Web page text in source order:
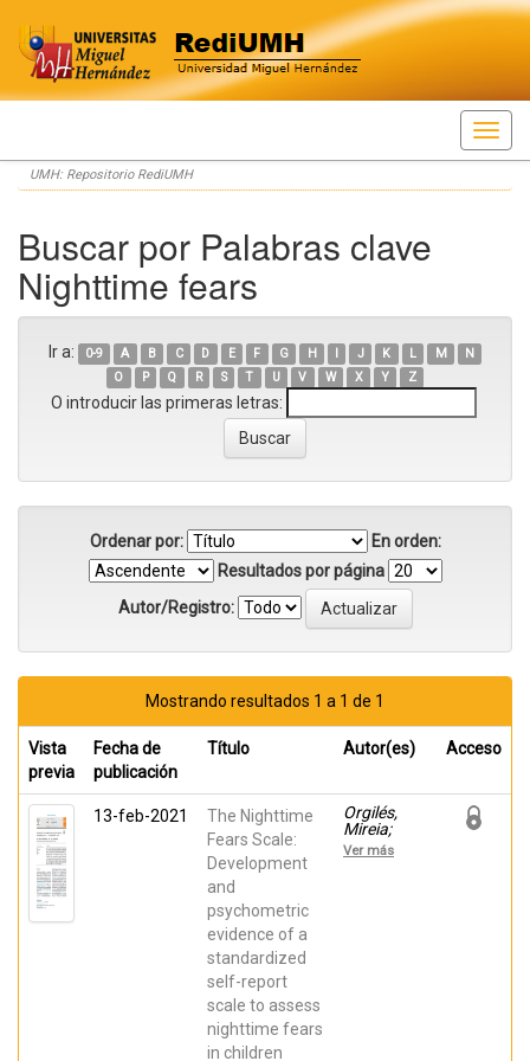
Skip
navigation
UMH: Repositorio RediUMH
Buscar por Palabras clave
Nighttime fears
Ir a: 0-9 A B C D E F G H I J K L M
N
O
P Q R S T U V W X Y Z
O introducir las primeras letras:
Ordenar por:
En orden:
Resultados por página
Autor/Registro:
Mostrando resultados 1 a 1 de 1
Vista
previa
Fecha de
publicación
Título Autor(es) Acceso
13-feb-2021
The Nighttime
Fears Scale:
Development
and
psychometric
evidence of a
standardized
self-report
scale to assess
nighttime fears
in children
Orgilés,
Mireia;
Fernandez-
Martínez,
Ver más